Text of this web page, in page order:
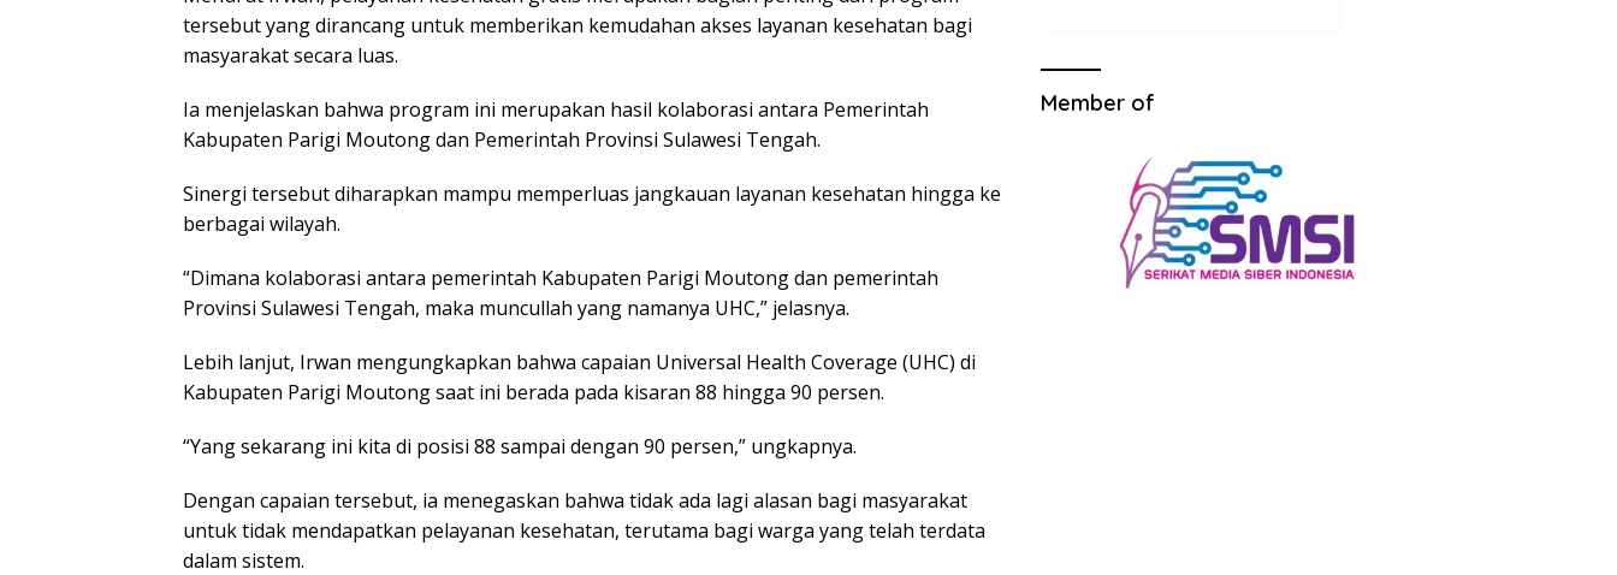
tersebut yang dirancang untuk memberikan kemudahan akses layanan kesehatan bagi
masyarakat secara luas.
Ia menjelaskan bahwa program ini merupakan hasil kolaborasi antara Pemerintah
Kabupaten Parigi Moutong dan Pemerintah Provinsi Sulawesi Tengah.
Sinergi tersebut diharapkan mampu memperluas jangkauan layanan kesehatan hingga ke
berbagai wilayah.
“Dimana kolaborasi antara pemerintah Kabupaten Parigi Moutong dan pemerintah
Provinsi Sulawesi Tengah, maka muncullah yang namanya UHC,” jelasnya.
Lebih lanjut, Irwan mengungkapkan bahwa capaian Universal Health Coverage (UHC) di
Kabupaten Parigi Moutong saat ini berada pada kisaran 88 hingga 90 persen.
“Yang sekarang ini kita di posisi 88 sampai dengan 90 persen,” ungkapnya.
Dengan capaian tersebut, ia menegaskan bahwa tidak ada lagi alasan bagi masyarakat
untuk tidak mendapatkan pelayanan kesehatan, terutama bagi warga yang telah terdata
dalam sistem.
Member of